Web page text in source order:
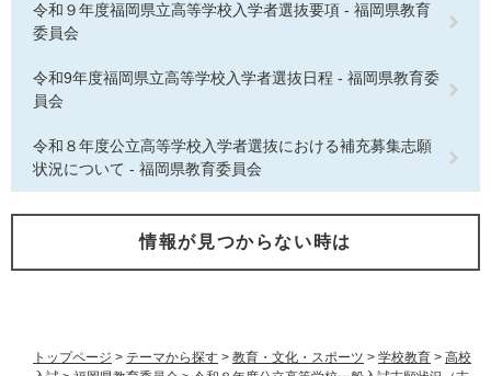
トップページ > テーマから探す > 教育・文化・スポーツ > 学校教育 > 高校
令和９年度福岡県立高等学校入学者選抜要項 - 福岡県教育
委員会
令和9年度福岡県立高等学校入学者選抜日程 - 福岡県教育委
員会
令和８年度公立高等学校入学者選抜における補充募集志願
状況について - 福岡県教育委員会
情報が見つからない時は